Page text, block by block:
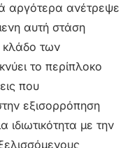
αργότερα ανέτρεψε
αυτή στάση
κλάδο των
το περίπλοκο
που
εξισορρόπηση
με την